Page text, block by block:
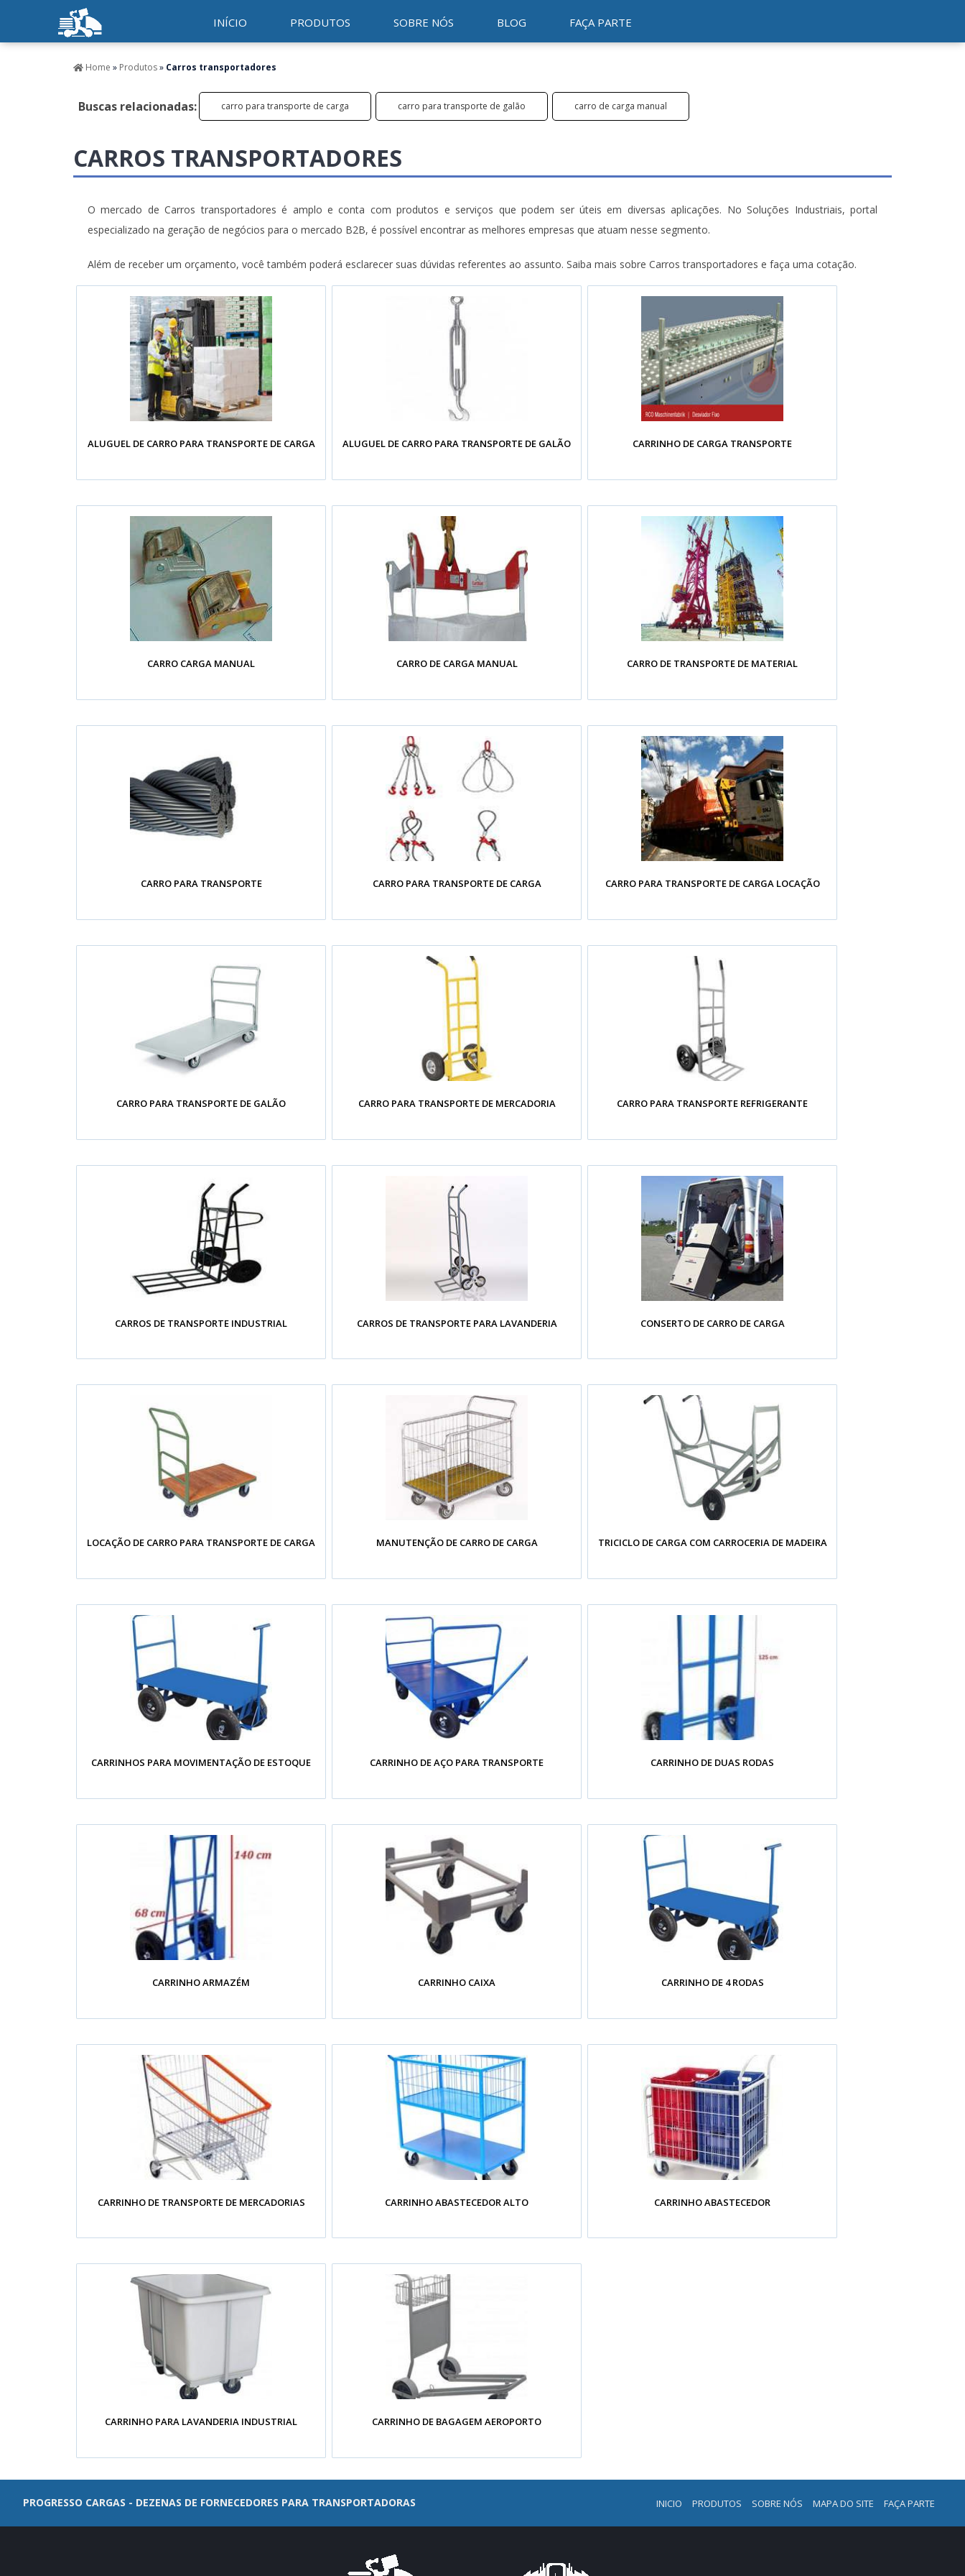
INÍCIO PRODUTOS SOBRE NÓS BLOG FAÇA PARTE
Home » Produtos» Carros transportadores
Buscas relacionadas: carro para transporte de carga carro para transporte de galão carro de carga manual
CARROS TRANSPORTADORES
O mercado de Carros transportadores é amplo e conta com produtos e serviços que podem ser úteis em diversas aplicações. No Soluções Industriais, portal
especializado na geração de negócios para o mercado B2B, é possível encontrar as melhores empresas que atuam nesse segmento.
Além de receber um orçamento, você também poderá esclarecer suas dúvidas referentes ao assunto. Saiba mais sobre Carros transportadores e faça uma cotação.
ALUGUEL DE CARRO PARA TRANSPORTE DE CARGA ALUGUEL DE CARRO PARA TRANSPORTE DE GALÃO CARRINHO DE CARGA TRANSPORTE
CARRO CARGA MANUAL CARRO DE CARGA MANUAL CARRO DE TRANSPORTE DE MATERIAL
CARRO PARA TRANSPORTE CARRO PARA TRANSPORTE DE CARGA CARRO PARA TRANSPORTE DE CARGA LOCAÇÃO
CARRO PARA TRANSPORTE DE GALÃO CARRO PARA TRANSPORTE DE MERCADORIA CARRO PARA TRANSPORTE REFRIGERANTE
CARROS DE TRANSPORTE INDUSTRIAL CARROS DE TRANSPORTE PARA LAVANDERIA CONSERTO DE CARRO DE CARGA
LOCAÇÃO DE CARRO PARA TRANSPORTE DE CARGA MANUTENÇÃO DE CARRO DE CARGA TRICICLO DE CARGA COM CARROCERIA DE MADEIRA
CARRINHOS PARA MOVIMENTAÇÃO DE ESTOQUE CARRINHO DE AÇO PARA TRANSPORTE CARRINHO DE DUAS RODAS
CARRINHO ARMAZÉM CARRINHO CAIXA CARRINHO DE 4 RODAS
CARRINHO DE TRANSPORTE DE MERCADORIAS CARRINHO ABASTECEDOR ALTO CARRINHO ABASTECEDOR
CARRINHO PARA LAVANDERIA INDUSTRIAL CARRINHO DE BAGAGEM AEROPORTO
PROGRESSO CARGAS - DEZENAS DE FORNECEDORES PARA TRANSPORTADORAS INICIO PRODUTOS SOBRE NÓS MAPA DO SITE FAÇA PARTE